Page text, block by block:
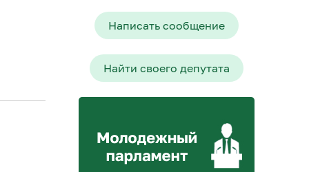
Написать сообщение
Найти своего депутата